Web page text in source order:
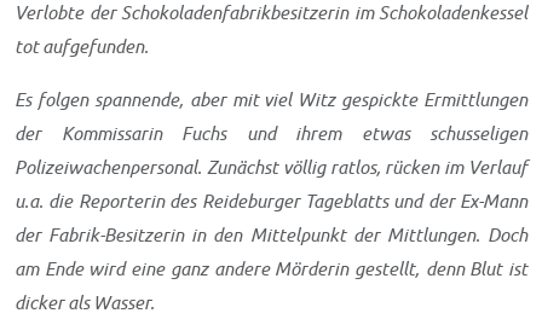
Verlobte der Schokoladenfabrikbesitzerin im Schokoladenkessel
tot aufgefunden.
Es folgen spannende, aber mit viel Witz gespickte Ermittlungen
der Kommissarin Fuchs und ihrem etwas schusseligen
Polizeiwachenpersonal. Zunächst völlig ratlos, rücken im Verlauf
u.a. die Reporterin des Reideburger Tageblatts und der Ex-Mann
der Fabrik-Besitzerin in den Mittelpunkt der Mittlungen. Doch
am Ende wird eine ganz andere Mörderin gestellt, denn Blut ist
dicker als Wasser.